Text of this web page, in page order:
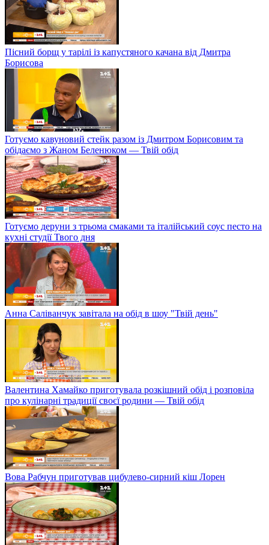
Пісний борщ у тарілі із капустяного качана від Дмитра
Борисова
Готуємо кавуновий стейк разом із Дмитром Борисовим та
обідаємо з Жаном Беленюком — Твій обід
Готуємо деруни з трьома смаками та італійський соус песто на
кухні студії Твого дня
Анна Саліванчук завітала на обід в шоу "Твій день"
Валентина Хамайко приготувала розкішний обід і розповіла
про кулінарні традиції своєї родини — Твій обід
Вова Рабчун приготував цибулево-сирний кіш Лорен